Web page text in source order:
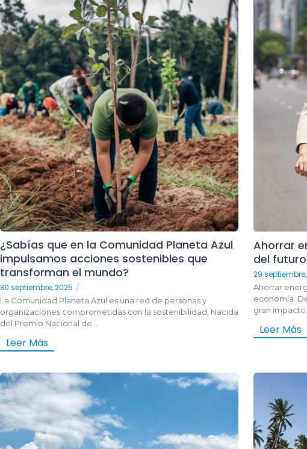
¿Sabías que en la Comunidad Planeta Azul
impulsamos acciones sostenibles que
transforman el mundo?
30 septiembre, 2025 /
La Comunidad Planeta Azul es una red de personas y
organizaciones comprometidas con la sostenibilidad. Nacida
del Premio Nacional de...
Leer Más
Ahorrar
del futuro
29
Ahorrar
economía.
gran impacto
Leer Más